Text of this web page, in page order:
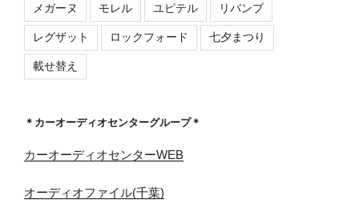
メガーヌ モレル ユピテル リバンプ
レグザット ロックフォード 七夕まつり
載せ替え
＊カーオーディオセンターグループ＊
カーオーディオセンターWEB
オーディオファイル(千葉)